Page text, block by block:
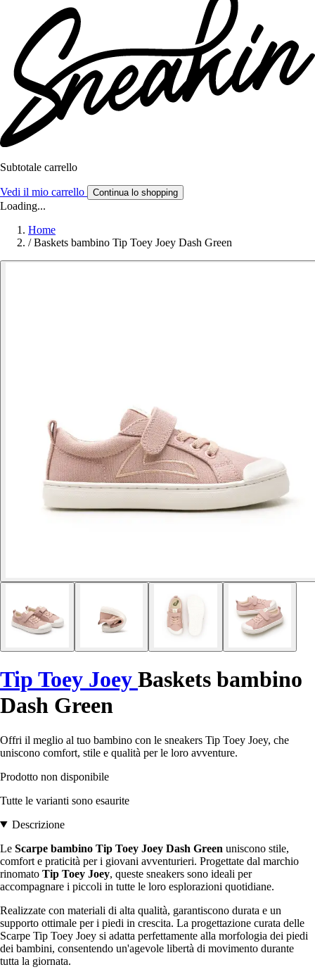
Subtotale carrello
Vedi il mio carrello Continua lo shopping
Loading...
Home
/ Baskets bambino Tip Toey Joey Dash Green
Tip Toey Joey Baskets bambino
Dash Green
Offri il meglio al tuo bambino con le sneakers Tip Toey Joey, che
uniscono comfort, stile e qualità per le loro avventure.
Prodotto non disponibile
Tutte le varianti sono esaurite
Descrizione
Le Scarpe bambino Tip Toey Joey Dash Green uniscono stile,
comfort e praticità per i giovani avventurieri. Progettate dal marchio
rinomato Tip Toey Joey, queste sneakers sono ideali per
accompagnare i piccoli in tutte le loro esplorazioni quotidiane.
Realizzate con materiali di alta qualità, garantiscono durata e un
supporto ottimale per i piedi in crescita. La progettazione curata delle
Scarpe Tip Toey Joey si adatta perfettamente alla morfologia dei piedi
dei bambini, consentendo un'agevole libertà di movimento durante
tutta la giornata.